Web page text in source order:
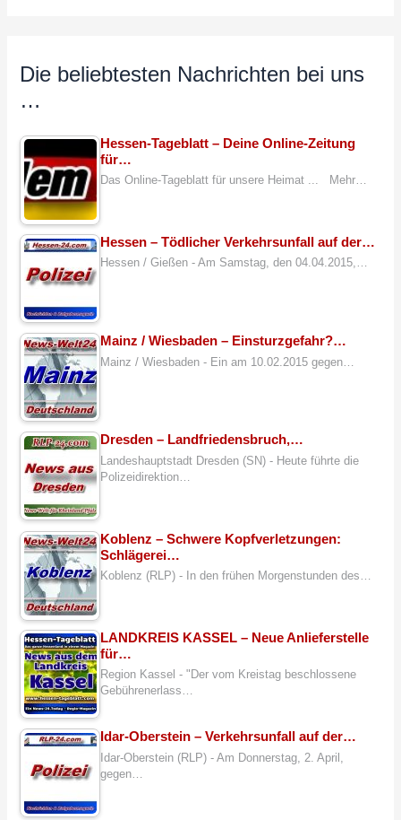
Die beliebtesten Nachrichten bei uns
…
Hessen-Tageblatt – Deine Online-Zeitung
für…
Das Online-Tageblatt für unsere Heimat ... Mehr…
Hessen – Tödlicher Verkehrsunfall auf der…
Hessen / Gießen - Am Samstag, den 04.04.2015,…
Mainz / Wiesbaden – Einsturzgefahr?…
Mainz / Wiesbaden - Ein am 10.02.2015 gegen…
Dresden – Landfriedensbruch,…
Landeshauptstadt Dresden (SN) - Heute führte die
Polizeidirektion…
Koblenz – Schwere Kopfverletzungen:
Schlägerei…
Koblenz (RLP) - In den frühen Morgenstunden des…
LANDKREIS KASSEL – Neue Anlieferstelle
für…
Region Kassel - "Der vom Kreistag beschlossene
Gebührenerlass…
Idar-Oberstein – Verkehrsunfall auf der…
Idar-Oberstein (RLP) - Am Donnerstag, 2. April,
gegen…